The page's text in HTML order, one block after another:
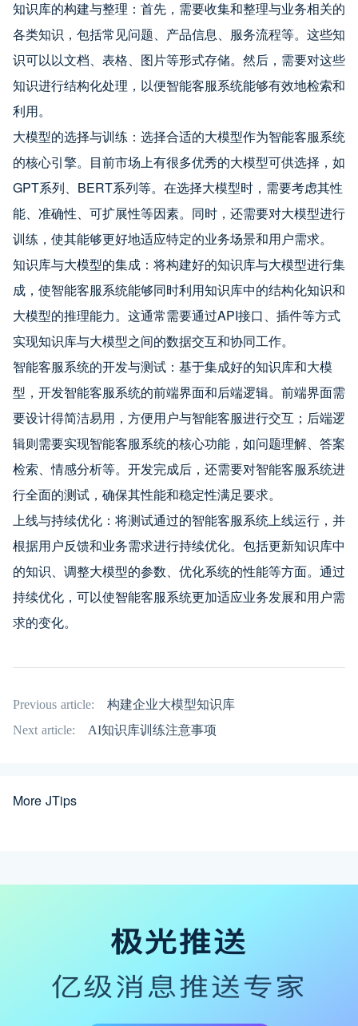
知识库的构建与整理：首先，需要收集和整理与业务相关的
各类知识，包括常见问题、产品信息、服务流程等。这些知
识可以以文档、表格、图片等形式存储。然后，需要对这些
知识进行结构化处理，以便智能客服系统能够有效地检索和
利用。
大模型的选择与训练：选择合适的大模型作为智能客服系统
的核心引擎。目前市场上有很多优秀的大模型可供选择，如
GPT系列、BERT系列等。在选择大模型时，需要考虑其性
能、准确性、可扩展性等因素。同时，还需要对大模型进行
训练，使其能够更好地适应特定的业务场景和用户需求。
知识库与大模型的集成：将构建好的知识库与大模型进行集
成，使智能客服系统能够同时利用知识库中的结构化知识和
大模型的推理能力。这通常需要通过API接口、插件等方式
实现知识库与大模型之间的数据交互和协同工作。
智能客服系统的开发与测试：基于集成好的知识库和大模
型，开发智能客服系统的前端界面和后端逻辑。前端界面需
要设计得简洁易用，方便用户与智能客服进行交互；后端逻
辑则需要实现智能客服系统的核心功能，如问题理解、答案
检索、情感分析等。开发完成后，还需要对智能客服系统进
行全面的测试，确保其性能和稳定性满足要求。
上线与持续优化：将测试通过的智能客服系统上线运行，并
根据用户反馈和业务需求进行持续优化。包括更新知识库中
的知识、调整大模型的参数、优化系统的性能等方面。通过
持续优化，可以使智能客服系统更加适应业务发展和用户需
求的变化。
Previous article:
构建企业大模型知识库
Next article:
AI知识库训练注意事项
More JTips